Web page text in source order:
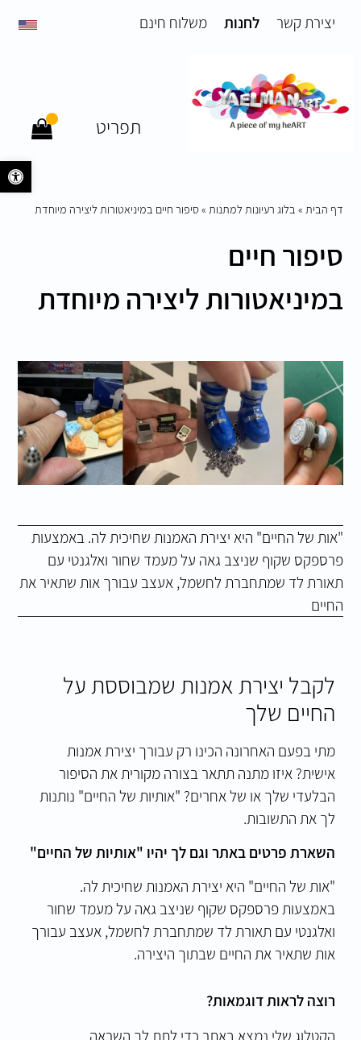
יצירת קשר לחנות משלוח חינם
תפריט
דף הבית » בלוג רעיונות למתנות »סיפור חיים במיניאטורות ליצירה מיוחדת
סיפור חיים
במיניאטורות ליצירה מיוחדת
"אות של החיים" היא יצירת האמנות שחיכית לה. באמצעות
פרספקס שקוף שניצב גאה על מעמד שחור ואלגנטי עם
תאורת לד שמתחברת לחשמל, אעצב עבורך אות שתאיר את
החיים
לקבל יצירת אמנות שמבוססת על
החיים שלך
מתי בפעם האחרונה הכינו רק עבורך יצירת אמנות
אישית? איזו מתנה תתאר בצורה מקורית את הסיפור
הבלעדי שלך או של אחרים? "אותיות של החיים" נותנות
לך את התשובות.
השארת פרטים באתר וגם לך יהיו "אותיות של החיים"
"אות של החיים" היא יצירת האמנות שחיכית לה.
באמצעות פרספקס שקוף שניצב גאה על מעמד שחור
ואלגנטי עם תאורת לד שמתחברת לחשמל, אעצב עבורך
אות שתאיר את החיים שבתוך היצירה.
רוצה לראות דוגמאות?
הקטלוג שלי נמצא באתרכדי לתת לך השראה